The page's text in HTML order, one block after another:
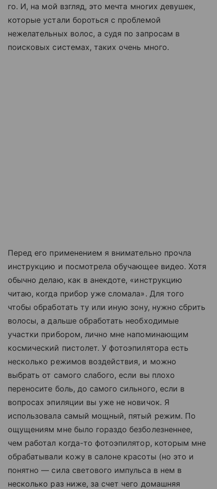
го. И, на мой взгляд, это мечта многих девушек,
которые устали бороться с проблемой
нежелательных волос, а судя по запросам в
поисковых системах, таких очень много.
Перед его применением я внимательно прочла
инструкцию и посмотрела обучающее видео. Хотя
обычно делаю, как в анекдоте, «инструкцию
читаю, когда прибор уже сломала». Для того
чтобы обработать ту или иную зону, нужно сбрить
волосы, а дальше обработать необходимые
участки прибором, лично мне напоминающим
космический пистолет. У фотоэпилятора есть
несколько режимов воздействия, и можно
выбрать от самого слабого, если вы плохо
переносите боль, до самого сильного, если в
вопросах эпиляции вы уже не новичок. Я
использовала самый мощный, пятый режим. По
ощущениям мне было гораздо безболезненнее,
чем работал когда-то фотоэпилятор, которым мне
обрабатывали кожу в салоне красоты (но это и
понятно — сила светового импульса в нем в
несколько раз ниже, за счет чего домашняя